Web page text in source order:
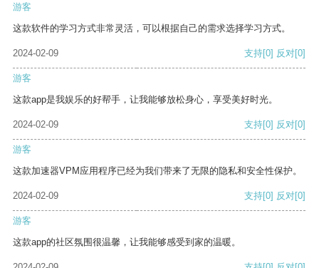
游客
这款软件的学习方式非常灵活，可以根据自己的需求选择学习方式。
2024-02-09 支持[0] 反对[0]
游客
这款app是我娱乐的好帮手，让我能够放松身心，享受美好时光。
2024-02-09 支持[0] 反对[0]
游客
这款加速器VPM应用程序已经为我们带来了无限的隐私和安全性保护。
2024-02-09 支持[0] 反对[0]
游客
这款app的社区氛围很温馨，让我能够感受到家的温暖。